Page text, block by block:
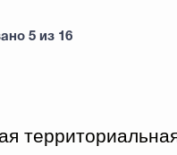
5 из 16